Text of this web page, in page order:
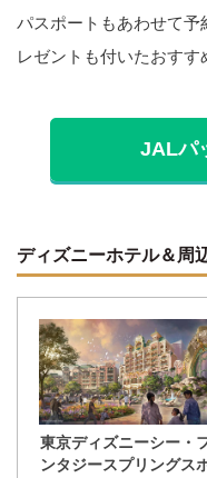
パスポートもあわせて
レゼントも付いたおすす
JALパ
ディズニーホテル＆周
東京ディズニーシー・
ンタジースプリングス